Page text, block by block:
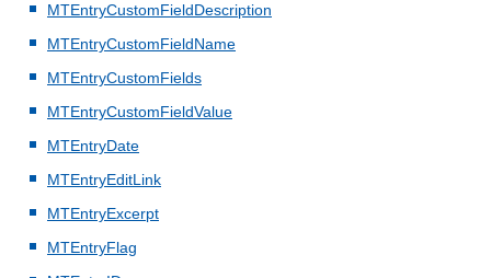
MTEntryCustomFieldDescription
MTEntryCustomFieldName
MTEntryCustomFields
MTEntryCustomFieldValue
MTEntryDate
MTEntryEditLink
MTEntryExcerpt
MTEntryFlag